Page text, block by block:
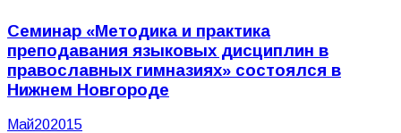
Семинар «Методика и практика
преподавания языковых дисциплин в
православных гимназиях» состоялся в
Нижнем Новгороде
Май202015